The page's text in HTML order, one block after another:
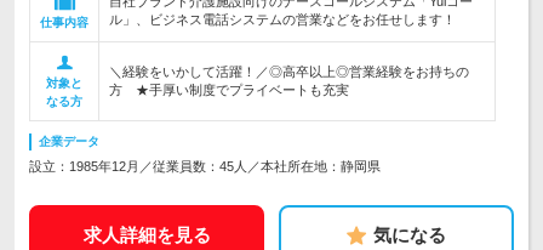
仕事内容
ル」、ビジネス電話システムの営業などをお任せします！
対象と
なる方
＼経験をいかして活躍！／◎高卒以上◎営業経験をお持ちの
方 ★手厚い制度でプライベートも充実
企業データ
設立：1985年12月／従業員数：45人／本社所在地：静岡県
求人詳細を見る 気になる